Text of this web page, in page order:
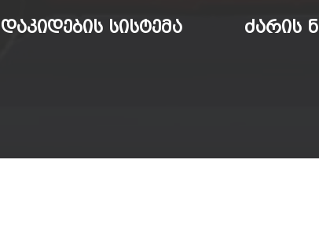
ᲓᲐᲙᲘᲓᲔᲑᲘᲡ ᲡᲘᲡᲢᲔᲛᲐ ᲫᲐᲠᲘᲡ